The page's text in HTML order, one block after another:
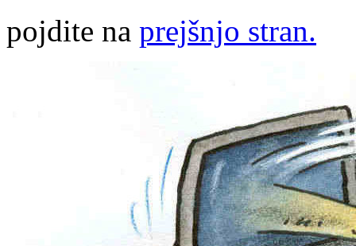
pojdite na prejšnjo stran.